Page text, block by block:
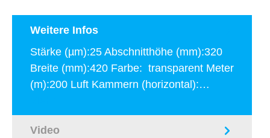
Weitere Infos
Stärke (µm):25 Abschnitthöhe (mm):320
Breite (mm):420 Farbe: transparent Meter
(m):200 Luft Kammern (horizontal):…
Video